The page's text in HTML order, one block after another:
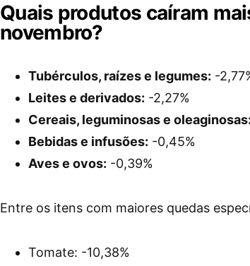
Quais produtos caíram
novembro?
Tubérculos, raízes e legumes: -
Leites e derivados: -2,27%
Cereais, leguminosas e oleaginosas:
Bebidas e infusões: -0,45%
Aves e ovos: -0,39%
Entre os itens com maiores quedas
Tomate: -10,38%